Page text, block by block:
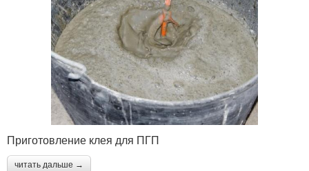
Приготовление клея для ПГП
читать дальше →